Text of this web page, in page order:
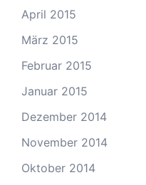
April 2015
März 2015
Februar 2015
Januar 2015
Dezember 2014
November 2014
Oktober 2014